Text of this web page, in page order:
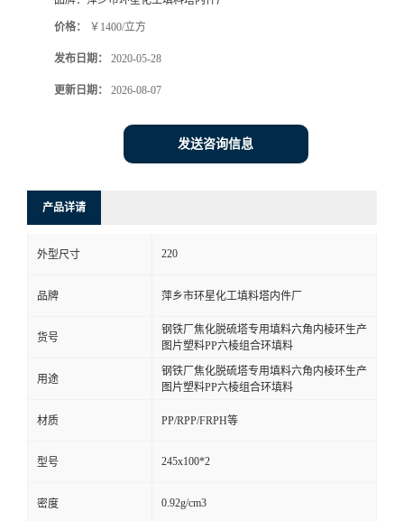
价格： ￥1400/立方
发布日期： 2020-05-28
更新日期： 2026-08-07
发送咨询信息
产品详请
外型尺寸 220
品牌 萍乡市环星化工填料塔内件厂
货号
钢铁厂焦化脱硫塔专用填料六角内棱环生产
图片塑料PP六棱组合环填料
用途
钢铁厂焦化脱硫塔专用填料六角内棱环生产
图片塑料PP六棱组合环填料
材质 PP/RPP/FRPH等
型号 245x100*2
密度 0.92g/cm3